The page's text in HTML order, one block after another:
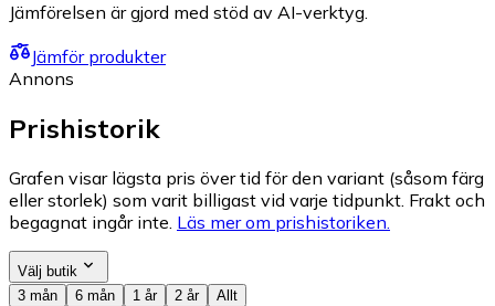
Jämförelsen är gjord med stöd av AI-verktyg.
Jämför produkter
Annons
Prishistorik
Grafen visar lägsta pris över tid för den variant (såsom färg
eller storlek) som varit billigast vid varje tidpunkt. Frakt och
begagnat ingår inte. Läs mer om prishistoriken.
Välj butik
3 mån
6 mån 1 år 2 år Allt